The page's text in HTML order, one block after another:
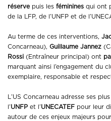
réserve puis les féminines qui ont
de la LFP, de l’UNFP et de
Au terme de ces interventions,
Concarneau), Guillaume Jannez
Rossi (Entraîneur principal) ont
marquant ainsi l’engagement du
exemplaire, responsable et
L’US Concarneau adresse ses
l’UNFP et l’UNECATEF pour leur
autour de ces enjeux majeurs